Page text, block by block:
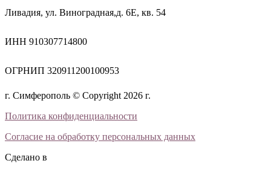
Ливадия, ул. Виноградная,д. 6Е, кв. 54
ИНН 910307714800
ОГРНИП 320911200100953
г. Симферополь © Copyright 2026 г.
Политика конфиденциальности
Согласие на обработку персональных данных
Сделано в